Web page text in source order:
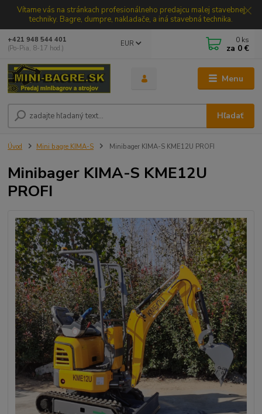
Vítame vás na stránkach profesionálneho predajcu malej stavebnej
techniky. Bagre, dumpre, nakladače, a iná stavebná technika.
Menu
EUR
Hľadať
+421 948 544 401
(Po-Pia, 8-17 hod.)
0 ks
za 0 €
Úvod Mini bagre KIMA-S Minibager KIMA-S KME12U PROFI
Minibager KIMA-S KME12U
PROFI